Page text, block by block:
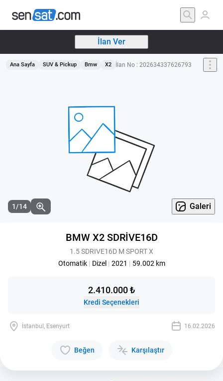
İlan Ver
Ana Sayfa SUV & Pickup Bmw X2 İlan No : 202634337626793
1/14 Galeri
BMW X2 SDRİVE16D
1.5 SDRIVE16D M SPORT X
Otomatik | Dizel | 2021 | 59.002 km
2.410.000 ₺
Kredi Seçenekleri
İstanbul, Esenyurt 16.02.2026
Beğen Karşılaştır